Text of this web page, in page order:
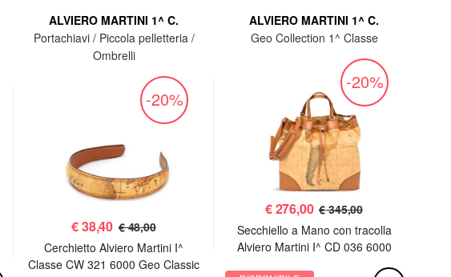
ALVIERO MARTINI 1^ C.
Portachiavi / Piccola pelletteria /
Ombrelli
-20%
€38,40 € 48,00
Cerchietto Alviero Martini I^
Classe CW 321 6000 Geo Classic
ALVIERO MARTINI 1^ C.
Geo Collection 1^ Classe
-20%
€276,00 € 345,00
Secchiello a Mano con tracolla
Alviero Martini I^ CD 036 6000